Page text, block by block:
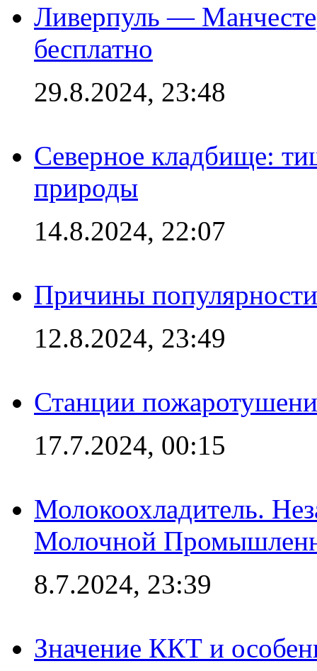
Ливерпуль —
бесплатно
29.8.2024, 23:48
Северное кладбище:
природы
14.8.2024, 22:07
Причины
12.8.2024, 23:49
Станции
17.7.2024, 00:15
Молокоохладитель.
Молочной
8.7.2024, 23:39
Значение ККТ и